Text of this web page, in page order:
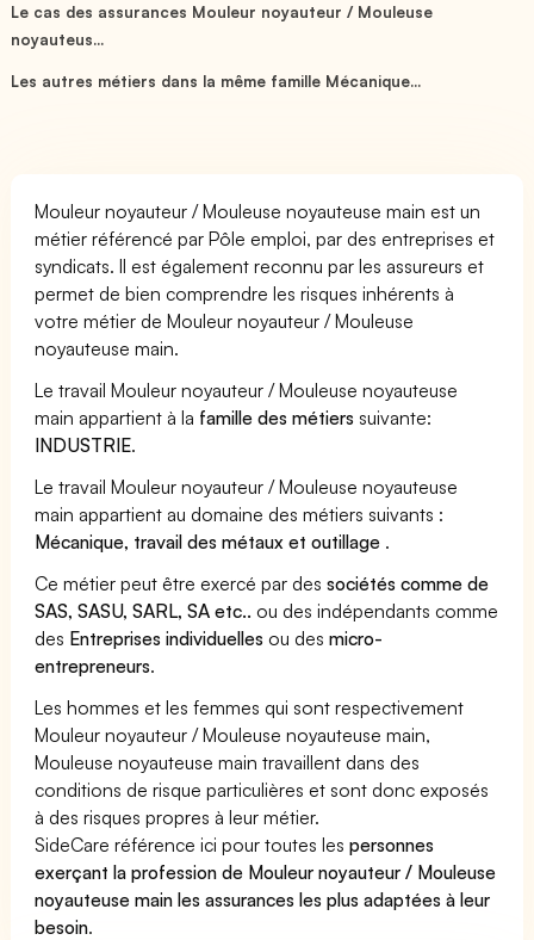
Le cas des assurances Mouleur noyauteur / Mouleuse
noyauteus...
Les autres métiers dans la même famille Mécanique...
Mouleur noyauteur / Mouleuse noyauteuse main est un
métier référencé par Pôle emploi, par des entreprises et
syndicats. Il est également reconnu par les assureurs et
permet de bien comprendre les risques inhérents à
votre métier de Mouleur noyauteur / Mouleuse
noyauteuse main.
Le travail Mouleur noyauteur / Mouleuse noyauteuse
main appartient à la famille des métiers suivante:
INDUSTRIE.
Le travail Mouleur noyauteur / Mouleuse noyauteuse
main appartient au domaine des métiers suivants :
Mécanique, travail des métaux et outillage .
Ce métier peut être exercé par dessociétés comme de
SAS, SASU, SARL, SA etc.. ou des indépendants comme
des Entreprises individuelles ou desmicro-
entrepreneurs.
Les hommes et les femmes qui sont respectivement
Mouleur noyauteur / Mouleuse noyauteuse main,
Mouleuse noyauteuse main travaillent dans des
conditions de risque particulières et sont donc exposés
à des risques propres à leur métier.
SideCare référence ici pour toutes lespersonnes
exerçant la profession de Mouleur noyauteur / Mouleuse
noyauteuse main les assurances les plus adaptées à leur
besoin.